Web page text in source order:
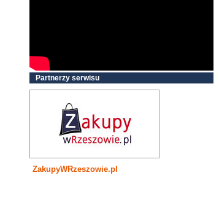
Partnerzy serwisu
ZakupyWRzeszowie.pl